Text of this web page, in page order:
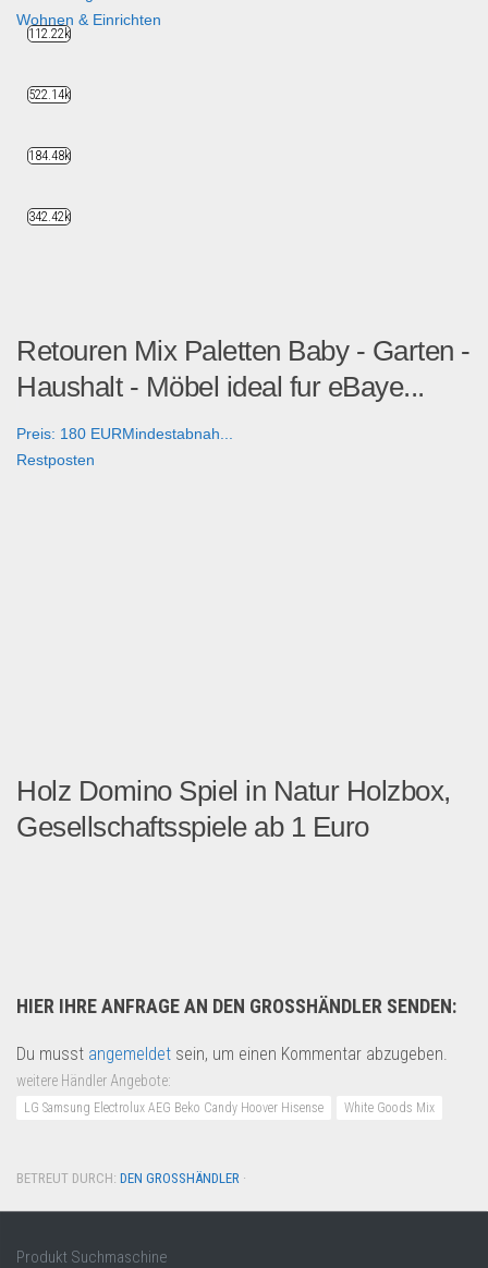
Wohnen & Einrichten
Retouren Mix Paletten Baby - Garten -
Haushalt - Möbel ideal fur eBaye...
Preis: 180 EURMindestabnah...
Restposten
Holz Domino Spiel in Natur Holzbox,
Gesellschaftsspiele ab 1 Euro
HIER IHRE ANFRAGE AN DEN GROSSHÄNDLER SENDEN:
Du musst angemeldet sein, um einen Kommentar abzugeben.
weitere Händler Angebote:
LG Samsung Electrolux AEG Beko Candy Hoover Hisense White Goods Mix
BETREUT DURCH: DEN GROSSHÄNDLER ·
Produkt Suchmaschine
112.22k
522.14k
184.48k
342.42k